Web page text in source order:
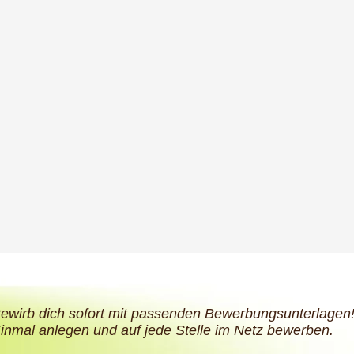
dich sofort mit passenden Bewerbungsunterlagen!
anlegen und auf jede Stelle im Netz bewerben.